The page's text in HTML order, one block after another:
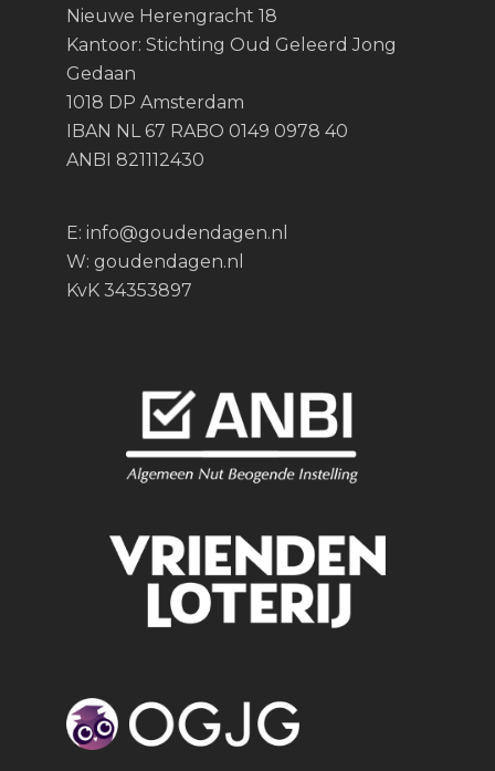
Nieuwe Herengracht 18
Kantoor: Stichting Oud Geleerd Jong
Gedaan
1018 DP Amsterdam
IBAN NL 67 RABO 0149 0978 40
ANBI 821112430
E: info@goudendagen.nl
W: goudendagen.nl
KvK 34353897